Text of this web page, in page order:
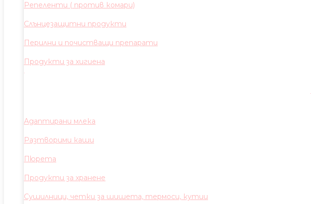
Репеленти ( против комари)
Слънцезащитни продукти
Перилни и почистващи препарати
Продукти за хигиена
Адаптирани млека
Разтворими каши
Пюрета
Продукти за хранене
Сушилници, четки за шишета, термоси, кутии